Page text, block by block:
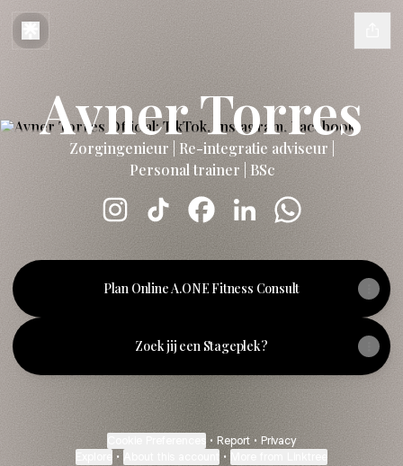
Avner Torres
Zorgingenieur | Re-integratie adviseur |
Personal trainer | BSc
Avner Torres Instagram
Avner Torres TikTok
Avner Torres Facebook
Avner Torres LinkedIn
Avner Torres
Plan Online A.ONE Fitness Consult
Zoek jij een Stageplek?
• Report • Privacy
• •